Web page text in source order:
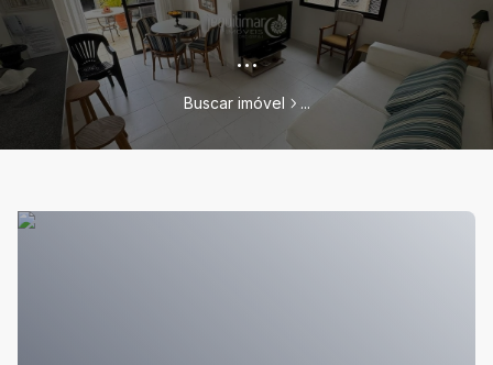
...
Buscar imóvel ...